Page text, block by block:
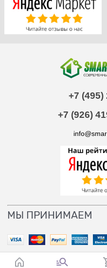
+7 (495)
+7 (926)
МЫ ПРИНИМАЕМ